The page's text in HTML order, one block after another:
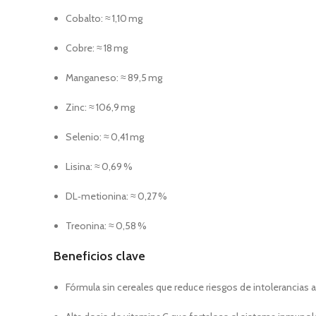
Cobalto: ≈ 1,10 mg
Cobre: ≈ 18 mg
Manganeso: ≈ 89,5 mg
Zinc: ≈ 106,9 mg
Selenio: ≈ 0,41 mg
Lisina: ≈ 0,69 %
DL‑metionina: ≈ 0,27 %
Treonina: ≈ 0,58 %
Beneficios clave
Fórmula sin cereales que reduce riesgos de intolerancias